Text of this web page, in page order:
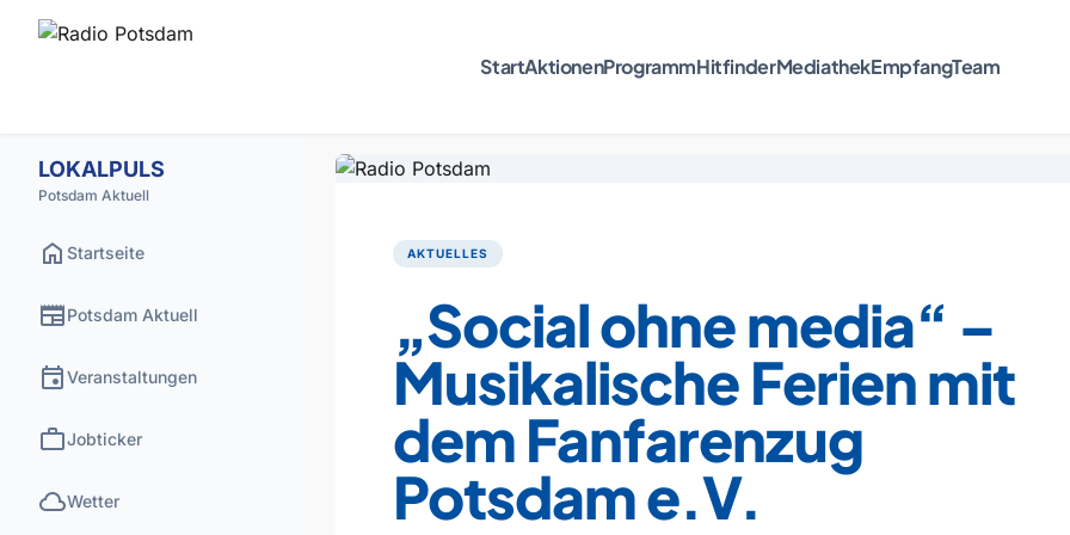
StartAktionenProgrammHitfinderMediathekEmpfangTeam
LOKALPULS
Potsdam Aktuell
home Startseite
newspaperPotsdam Aktuell
eventVeranstaltungen
workJobticker
cloudWetter
AKTUELLES
„Social ohne media“ –
Musikalische Ferien mit
dem Fanfarenzug
Potsdam e.V.